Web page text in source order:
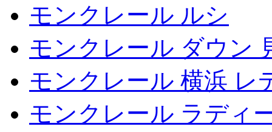
モンクレール ルシ
モンクレール ダウン
モンクレール 横浜 レ
モンクレール ラディ